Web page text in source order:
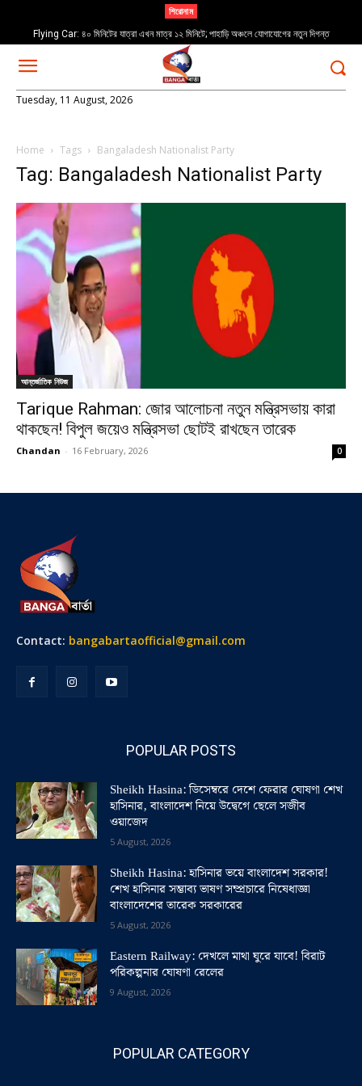
শিরোনাম
Flying Car: ৪০ মিনিটের যাত্রা এখন মাত্র ১২ মিনিটে; পাহাড়ি অঞ্চলে যোগাযোগের নতুন দিগন্ত
Asansol: একের পর এক ব্যারিকেড ভাঙল মিছিল! ‘জেল ভরো’ কর্মসূচিতে গ্রেপ্তার মীনাক্ষী
Tuesday, 11 August, 2026
Home Tags Bangaladesh Nationalist Party
Tag: Bangaladesh Nationalist Party
আন্তর্জাতিক নিউজ
Tarique Rahman: জোর আলোচনা নতুন মন্ত্রিসভায় কারা
থাকছেন! বিপুল জয়েও মন্ত্রিসভা ছোটই রাখছেন তারেক
Chandan - 16 February, 2026 0
Contact: bangabartaofficial@gmail.com
POPULAR POSTS
Sheikh Hasina: ডিসেম্বরে দেশে ফেরার ঘোষণা শেখ
হাসিনার, বাংলাদেশ নিয়ে উদ্বেগে ছেলে সজীব
ওয়াজেদ
5 August, 2026
Sheikh Hasina: হাসিনার ভয়ে বাংলাদেশ সরকার!
শেখ হাসিনার সম্ভাব্য ভাষণ সম্প্রচারে নিষেধাজ্ঞা
বাংলাদেশের তারেক সরকারের
5 August, 2026
Eastern Railway: দেখলে মাথা ঘুরে যাবে! বিরাট
পরিকল্পনার ঘোষণা রেলের
9 August, 2026
POPULAR CATEGORY